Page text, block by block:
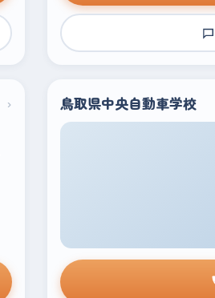
› 鳥取県中央自動車学校